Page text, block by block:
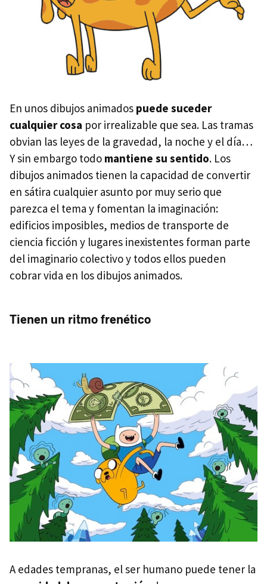
En unos dibujos animados puede suceder
cualquier cosa por irrealizable que sea. Las tramas
obvian las leyes de la gravedad, la noche y el día…
Y sin embargo todo mantiene su sentido. Los
dibujos animados tienen la capacidad de convertir
en sátira cualquier asunto por muy serio que
parezca el tema y fomentan la imaginación:
edificios imposibles, medios de transporte de
ciencia ficción y lugares inexistentes forman parte
del imaginario colectivo y todos ellos pueden
cobrar vida en los dibujos animados.
Tienen un ritmo frenético
A edades tempranas, el ser humano puede tener la